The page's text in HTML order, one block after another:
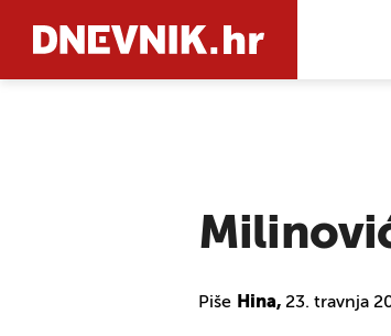
Piše Hina, 23. travnja